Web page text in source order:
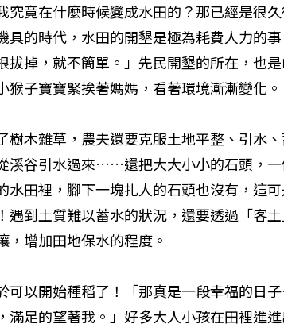
我究竟在什麼時候變成水田的？那已經是很
具的時代，水田的開墾是極為耗費人力的
拔掉，就不簡單。」先民開墾的所在，也
猴子寶寶緊挨著媽媽，看著環境漸漸變化。
樹木雜草，農夫還要克服土地平整、引水
溪谷引水過來……還把大大小小的石頭，
水田裡，腳下一塊扎人的石頭也沒有，這
遇到土質難以蓄水的狀況，還要透過「客
，增加田地保水的程度。
可以開始種稻了！「那真是一段幸福的日
滿足的望著我。」好多大人小孩在田裡進